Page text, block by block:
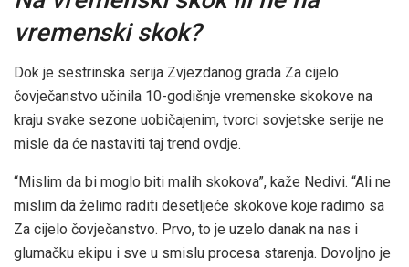
vremenski skok?
Dok je sestrinska serija Zvjezdanog grada Za cijelo
čovječanstvo učinila 10-godišnje vremenske skokove na
kraju svake sezone uobičajenim, tvorci sovjetske serije ne
misle da će nastaviti taj trend ovdje.
“Mislim da bi moglo biti malih skokova”, kaže Nedivi. “Ali ne
mislim da želimo raditi desetljeće skokove koje radimo sa
Za cijelo čovječanstvo. Prvo, to je uzelo danak na nas i
glumačku ekipu i sve u smislu procesa starenja. Dovoljno je